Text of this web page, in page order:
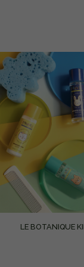
LE BOTANIQUE